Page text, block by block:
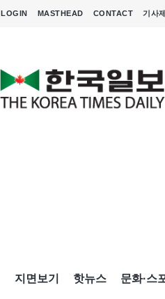
LOGIN MASTHEAD CONTACT 기사
지면보기 핫뉴스 문화·스